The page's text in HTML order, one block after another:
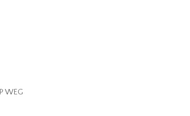
WEG